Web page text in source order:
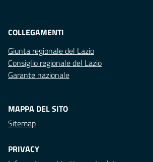
COLLEGAMENTI
Giunta regionale del Lazio
Consiglio regionale del Lazio
Garante nazionale
MAPPA DEL SITO
Sitemap
PRIVACY